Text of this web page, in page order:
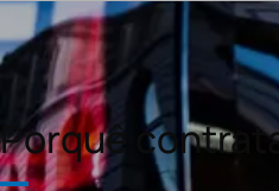
Porquê